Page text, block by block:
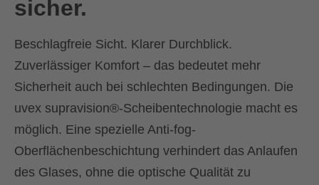
sicher.
Beschlagfreie Sicht. Klarer Durchblick.
Zuverlässiger Komfort – das bedeutet mehr
Sicherheit auch bei schlechten Bedingungen. Die
uvex supravision®-Scheibentechnologie macht es
möglich. Eine spezielle Anti-fog-
Oberflächenbeschichtung verhindert das Anlaufen
des Glases, ohne die optische Qualität zu